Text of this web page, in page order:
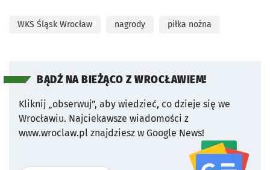
WKS Śląsk Wrocław nagrody piłka nożna
BĄDŹ NA BIEŻĄCO Z WROCŁAWIEM!
Kliknij „obserwuj”, aby wiedzieć, co dzieje się we
Wrocławiu. Najciekawsze wiadomości z
www.wroclaw.pl znajdziesz w Google News!